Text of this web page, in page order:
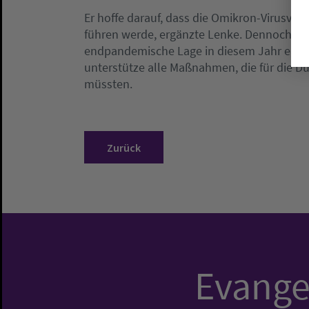
Er hoffe darauf, dass die Omikron-
führen werde, ergänzte Lenke. Dennoch
endpandemische Lage in diesem Jahr
unterstütze alle Maßnahmen, die für die
müssten.
Zurück